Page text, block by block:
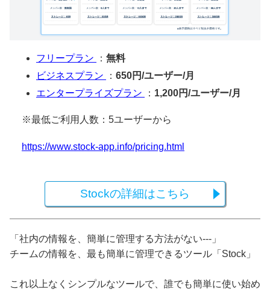
フリープラン ： 無料
ビジネスプラン
： 650円/ユーザー/月
エンタープライズプラン
： 1,200円/ユーザー/月
※最低ご利用人数：5ユーザーから
https://www.stock-app.info/pricing.html
Stockの詳細はこちら
「社内の情報を、簡単に管理する方法がない---」
チームの情報を、最も簡単に管理できるツール「Stock」
これ以上なくシンプルなツールで、誰でも簡単に使い始め